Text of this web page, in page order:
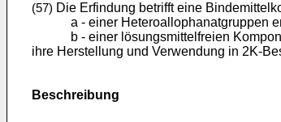
(57) Die Erfindung betrifft eine
a - einer Heteroallophanatgruppen
b - einer lösungsmittelfreien
ihre Herstellung und Verwendung in 2K-
Beschreibung